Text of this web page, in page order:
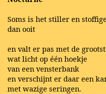
Soms is het stiller en
dan ooit
en valt er pas met de
wat licht op één hoekje
van een vensterbank
en verschijnt er daar een
met wazige seringen.